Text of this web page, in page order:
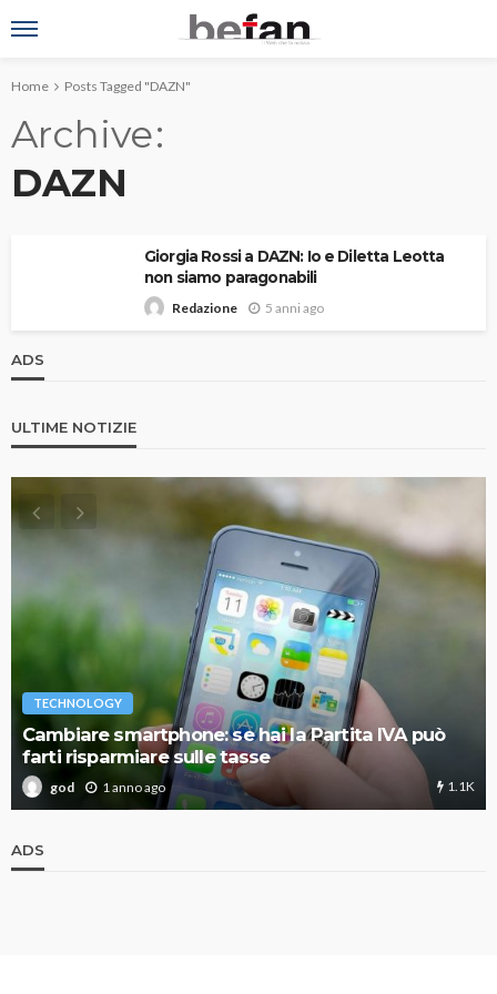
Home Posts Tagged "DAZN"
Archive
DAZN
Giorgia Rossi a DAZN: Io e Diletta Leotta
non siamo paragonabili
Redazione 5 anni ago
ADS
ULTIME NOTIZIE
TECHNOLOGY
Cambiare smartphone: se hai la Partita IVA può
farti risparmiare sulle tasse
god 1 anno ago 1.1K
ADS